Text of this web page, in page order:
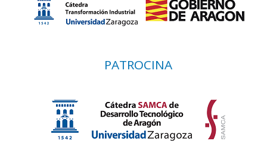
PATROCINA